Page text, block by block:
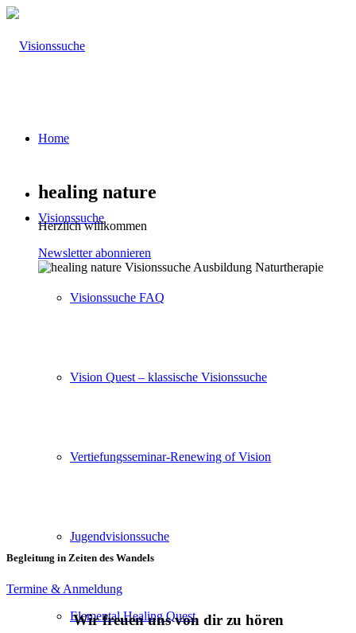
Home
Visionssuche
Visionssuche FAQ
Vision Quest – klassische Visionssuche
Vertiefungsseminar-Renewing of Vision
Jugendvisionssuche
Elemental Healing Quest
healing nature
Herzlich willkommen
Newsletter abonnieren
Begleitung in Zeiten des Wandels
Termine & Anmeldung
Wir freuen uns von dir zu hören